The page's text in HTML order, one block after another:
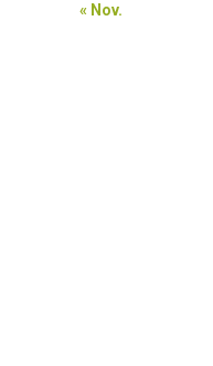
« Nov.